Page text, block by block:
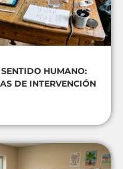
HUMANO:
DE INTERVENCIÓN